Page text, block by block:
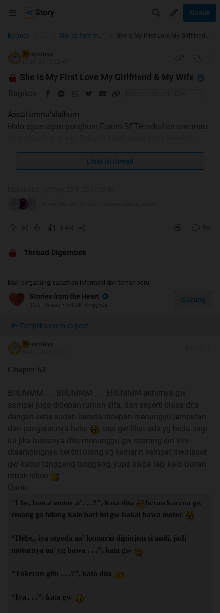
Story Masuk
Beranda ... Stories from the Heart
TS reyofleys
She is My First Love My Girlfriend & My Wife
Bagikan
Assalammu'alaikum
Halo agan-agan penghuni Forum SFTH sekalian ane mau
selama ini jadi SR di SFTH ane jadi pengen nich share
Kenapa harus ijin istri ? Ente termasuk anggota ISTI
(Ikutan Suami takut Istri) ya ? Ya, bisa dibilang begitu hehe
moodnya
hadehhh. Bisa2 ga dapet jatah ane wkwk
Spoilerforrules:
F.A.Q
Quote:
“She is my first love, she is my first girlfriend, and she is my
“and she is the reason I tell you about this story”
Quote:
*Mohon maaf, untuk beberapa minggu ini update sepertinya
Lihat isi thread
65 3.4M 9K
Thread Digembok
Mari bergabung, dapatkan informasi dan teman baru!
Stories from the Heart
33K Thread • 54.5K Anggota
Gabung
Tampilkan semua post
TS reyofleys
Chapter 63
BRUMMM . . . BRUMMM . . . BRUMMM akhirnya gw
sampai juga didepan rumah dita, dan seperti biasa dita
dengan setia sudah berada didepan menunggu jemputan
dari pangerannya hehe
, tapi gw lihat ada yg beda pagi
itu jika biasanya dita menunggu gw seorang diri kini
disampingnya berdiri orang yg kemarin sempat membuat
gw kabur tunggang langgang, yupz siapa lagi kalo bukan
mbak niken
Quote:
“Lho, bawa motor a' . . .?”, kata dita
heran karena gw
emang ga bilang kalo hari ini gw bakal bawa motor
“Hehe,, iya sepeda aa’ kemarin dipinjem si andi, jadi
motornya aa' yg bawa . . .”, kata gw
“Tukeran gitu . . .?”, kata dita
“Iya . . .”, kata gw